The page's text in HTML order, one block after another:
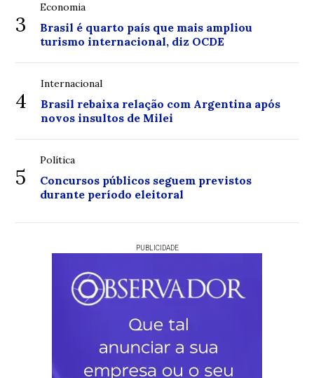
3
Economia
Brasil é quarto país que mais ampliou
turismo internacional, diz OCDE
4
Internacional
Brasil rebaixa relação com Argentina após
novos insultos de Milei
5
Política
Concursos públicos seguem previstos
durante período eleitoral
PUBLICIDADE